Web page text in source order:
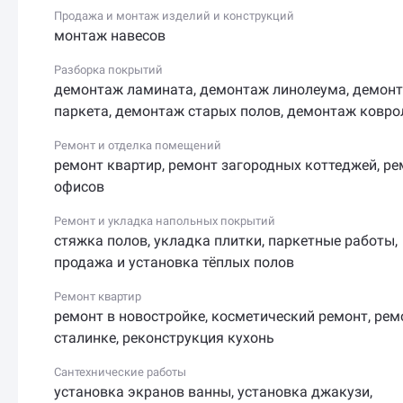
Продажа и монтаж изделий и конструкций
монтаж навесов
Разборка покрытий
демонтаж ламината, демонтаж линолеума,
паркета, демонтаж старых полов, демонтаж
Ремонт и отделка помещений
ремонт квартир, ремонт загородных коттеджей,
офисов
Ремонт и укладка напольных покрытий
стяжка полов, укладка плитки, паркетные работы,
продажа и установка тёплых полов
Ремонт квартир
ремонт в новостройке, косметический ремонт,
сталинке, реконструкция кухонь
Сантехнические работы
установка экранов ванны, установка джакузи,